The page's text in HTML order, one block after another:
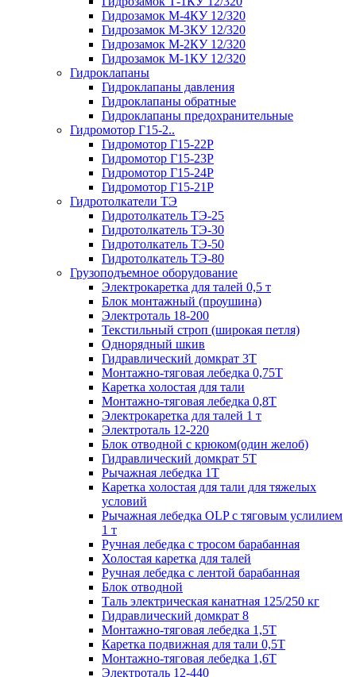
Гидрозамок М-4КУ 12/320
Гидрозамок М-3КУ 12/320
Гидрозамок М-2КУ 12/320
Гидрозамок М-1КУ 12/320
Гидроклапаны
Гидроклапаны давления
Гидроклапаны обратные
Гидроклапаны предохранительные
Гидромотор Г15-2..
Гидромотор Г15-22Р
Гидромотор Г15-23Р
Гидромотор Г15-24Р
Гидромотор Г15-21Р
Гидротолкатели ТЭ
Гидротолкатель ТЭ-25
Гидротолкатель ТЭ-30
Гидротолкатель ТЭ-50
Гидротолкатель ТЭ-80
Грузоподъемное оборудование
Электрокаретка для талей 0,5 т
Блок монтажный (проушина)
Электроталь 18-200
Текстильный строп (широкая петля)
Однорядный шкив
Гидравлический домкрат 3T
Монтажно-тяговая лебедка 0,75Т
Каретка холостая для тали
Монтажно-тяговая лебедка 0,8Т
Электрокаретка для талей 1 т
Электроталь 12-220
Блок отводной с крюком(один желоб)
Гидравлический домкрат 5T
Рычажная лебедка 1Т
Каретка холостая для тали для тяжелых
условий
Рычажная лебедка OLP с тяговым услилием
1 т
Ручная лебедка с тросом барабанная
Холостая каретка для талей
Ручная лебедка с лентой барабанная
Блок отводной
Таль электрическая канатная 125/250 кг
Гидравлический домкрат 8
Монтажно-тяговая лебедка 1,5Т
Каретка подвижная для тали 0,5Т
Монтажно-тяговая лебедка 1,6Т
Электроталь 12-440